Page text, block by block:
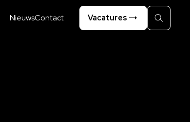
Vacatures
Zoeken
NieuwsContact